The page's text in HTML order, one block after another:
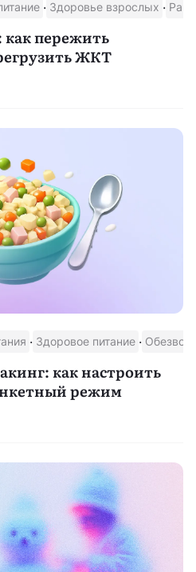
· Здоровье взрослых ·
пережить
ЖКТ
· Здоровое питание ·
как настроить
режим